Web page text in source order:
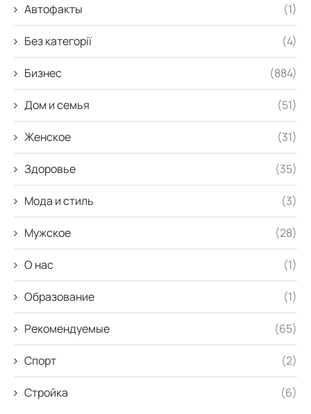
Автофакты (1)
Без категорії (4)
Бизнес (884)
Дом и семья (51)
Женское (31)
Здоровье (35)
Мода и стиль (3)
Мужское (28)
О нас (1)
Образование (1)
Рекомендуемые (65)
Спорт (2)
Стройка (6)